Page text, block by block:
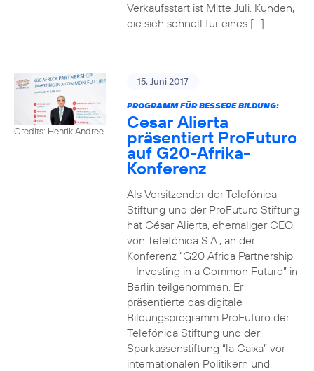
Verkaufsstart ist Mitte Juli. Kunden,
die sich schnell für eines […]
Credits: Henrik Andree
15. Juni 2017
PROGRAMM FÜR BESSERE BILDUNG:
Cesar Alierta
präsentiert ProFuturo
auf G20-Afrika-
Konferenz
Als Vorsitzender der Telefónica
Stiftung und der ProFuturo Stiftung
hat César Alierta, ehemaliger CEO
von Telefónica S.A., an der
Konferenz “G20 Africa Partnership
– Investing in a Common Future” in
Berlin teilgenommen. Er
präsentierte das digitale
Bildungsprogramm ProFuturo der
Telefónica Stiftung und der
Sparkassenstiftung “la Caixa” vor
internationalen Politikern und